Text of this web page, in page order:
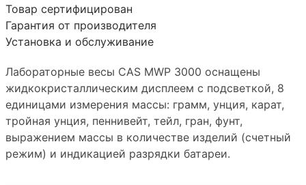
Товар сертифицирован
Гарантия от производителя
Установка и обслуживание
Лабораторные весы CAS MWP 3000 оснащены
жидкокристаллическим дисплеем с подсветкой, 8
единицами измерения массы: грамм, унция, карат,
тройная унция, пеннивейт, тейл, гран, фунт,
выражением массы в количестве изделий (счетный
режим) и индикацией разрядки батареи.